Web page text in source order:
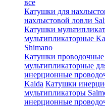
все
Катушки для
нахлыстовой ловли
Катушки
мультипликаторные
Shimano
Катушки проводочные
мультипликаторные
инерционные
Kaida Катушки
мультипликаторы
инерционные